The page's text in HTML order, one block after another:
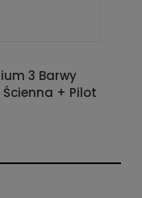
3 Barwy
+ Pilot